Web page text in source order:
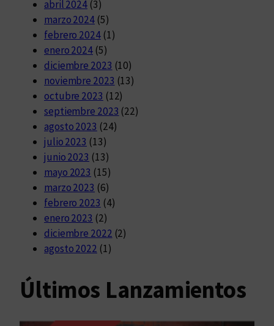
abril 2024 (3)
marzo 2024 (5)
febrero 2024(1)
enero 2024 (5)
diciembre 2023 (10)
noviembre 2023 (13)
octubre 2023 (12)
septiembre 2023 (22)
agosto 2023 (24)
julio 2023 (13)
junio 2023 (13)
mayo 2023 (15)
marzo 2023 (6)
febrero 2023 (4)
enero 2023 (2)
diciembre 2022 (2)
agosto 2022 (1)
Últimos Lanzamientos